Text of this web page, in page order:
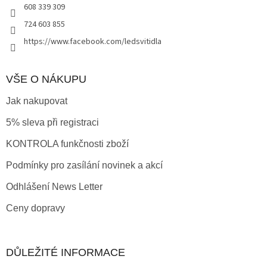
608 339 309
724 603 855
https://www.facebook.com/ledsvitidla
VŠE O NÁKUPU
Jak nakupovat
5% sleva při registraci
KONTROLA funkčnosti zboží
Podmínky pro zasílání novinek a akcí
Odhlášení News Letter
Ceny dopravy
DŮLEŽITÉ INFORMACE